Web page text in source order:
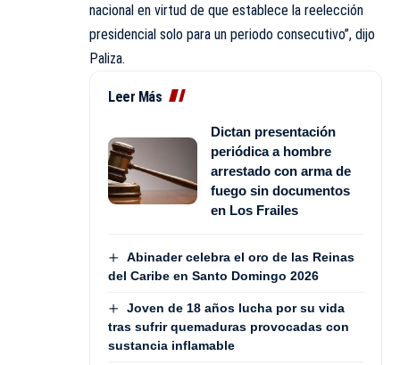
nacional en virtud de que establece la reelección
presidencial solo para un periodo consecutivo”, dijo
Paliza.
Leer Más
Dictan presentación
periódica a hombre
arrestado con arma de
fuego sin documentos
en Los Frailes
Abinader celebra el oro de las Reinas
del Caribe en Santo Domingo 2026
Joven de 18 años lucha por su vida
tras sufrir quemaduras provocadas con
sustancia inflamable